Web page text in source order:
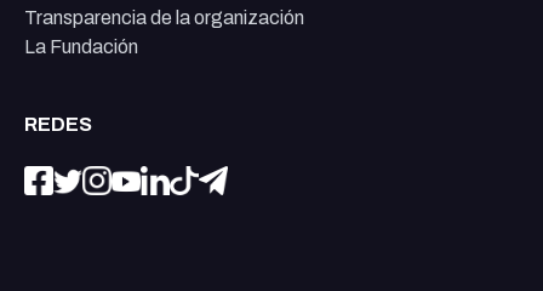
Transparencia de la organización
La Fundación
REDES